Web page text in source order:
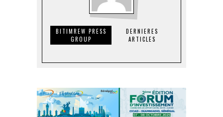
BITIMREW PRESS
GROUP
DERNIERES
ARTICLES